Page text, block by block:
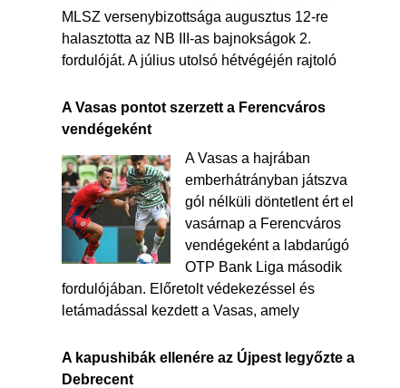
MLSZ versenybizottsága augusztus 12-re
halasztotta az NB III-as bajnokságok 2.
fordulóját. A július utolsó hétvégéjén rajtoló
A Vasas pontot szerzett a Ferencváros
vendégeként
A Vasas a hajrában
emberhátrányban játszva
gól nélküli döntetlent ért el
vasárnap a Ferencváros
vendégeként a labdarúgó
OTP Bank Liga második
fordulójában. Előretolt védekezéssel és
letámadással kezdett a Vasas, amely
A kapushibák ellenére az Újpest legyőzte a
Debrecent